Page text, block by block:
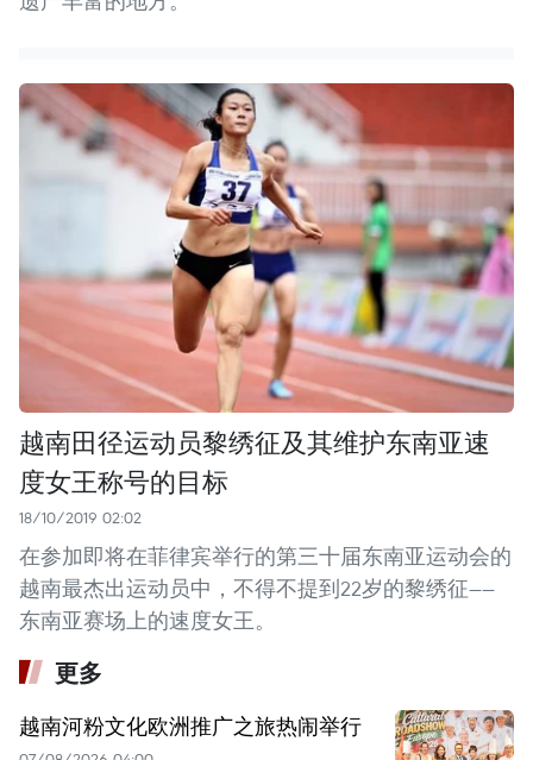
越南田径运动员黎绣征及其维护东南亚速
度女王称号的目标
18/10/2019 02:02
在参加即将在菲律宾举行的第三十届东南亚运动会的
越南最杰出运动员中，不得不提到22岁的黎绣征——
东南亚赛场上的速度女王。
更多
越南河粉文化欧洲推广之旅热闹举行